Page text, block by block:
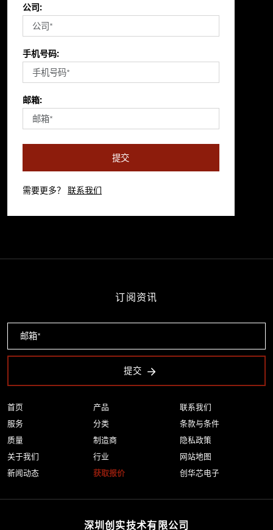
公司:
手机号码:
邮箱:
提交
需要更多？ 联系我们
首页
服务
质量
关于我们
新闻动态
产品
分类
制造商
行业
获取报价
联系我们
条款与条件
隐私政策
网站地图
创华芯电子
订阅资讯
提交
深圳创实技术有限公司